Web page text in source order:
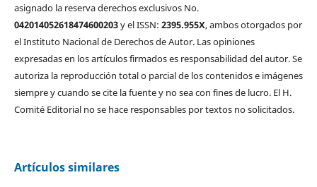
asignado la reserva derechos exclusivos No.
042014052618474600203y el ISSN: 2395.955X, ambos otorgados por
el Instituto Nacional de Derechos de Autor. Las opiniones
expresadas en los artículos firmados es responsabilidad del autor. Se
autoriza la reproducción total o parcial de los contenidos e imágenes
siempre y cuando se cite la fuente y no sea con fines de lucro. El H.
Comité Editorial no se hace responsables por textos no solicitados.
Artículos similares